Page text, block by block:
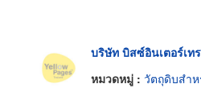
บริษัท บิสซ์อินเตอร์เท
หมวดหมู่ : วัตถุดิบสำ